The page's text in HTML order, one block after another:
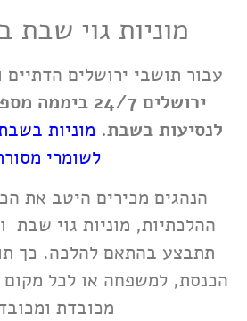
מוניות גוי שבת
עבור תושבי ירושלים הדתיים
ירושלים 24/7
לנסיעות בשבת. מוניות
לשומרי
הנהגים מכירים היטב את
ההלכתיות, מוניות גוי שבת
תתבצע בהתאם להלכה. כך
הכנסת, למשפחה או לכל
מכובדת